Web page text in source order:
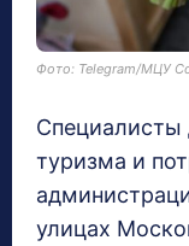
Фото: Telegram/МЦУ
Специалисты
туризма и
улицах